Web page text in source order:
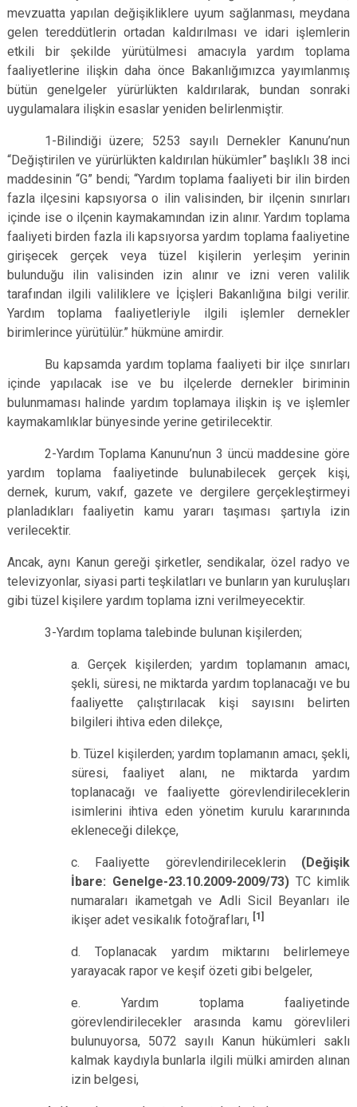
mevzuatta yapılan değişikliklere uyum sağlanması, meydana
gelen tereddütlerin ortadan kaldırılması ve idari işlemlerin
etkili bir şekilde yürütülmesi amacıyla yardım toplama
faaliyetlerine ilişkin daha önce Bakanlığımızca yayımlanmış
bütün genelgeler yürürlükten kaldırılarak, bundan sonraki
uygulamalara ilişkin esaslar yeniden belirlenmiştir.
1-Bilindiği üzere; 5253 sayılı Dernekler Kanunu’nun
“Değiştirilen ve yürürlükten kaldırılan hükümler” başlıklı 38 inci
maddesinin “G” bendi; “Yardım toplama faaliyeti bir ilin birden
fazla ilçesini kapsıyorsa o ilin valisinden, bir ilçenin sınırları
içinde ise o ilçenin kaymakamından izin alınır. Yardım toplama
faaliyeti birden fazla ili kapsıyorsa yardım toplama faaliyetine
girişecek gerçek veya tüzel kişilerin yerleşim yerinin
bulunduğu ilin valisinden izin alınır ve izni veren valilik
tarafından ilgili valiliklere ve İçişleri Bakanlığına bilgi verilir.
Yardım toplama faaliyetleriyle ilgili işlemler dernekler
birimlerince yürütülür.” hükmüne amirdir.
Bu kapsamda yardım toplama faaliyeti bir ilçe sınırları
içinde yapılacak ise ve bu ilçelerde dernekler biriminin
bulunmaması halinde yardım toplamaya ilişkin iş ve işlemler
kaymakamlıklar bünyesinde yerine getirilecektir.
2-Yardım Toplama Kanunu’nun 3 üncü maddesine göre
yardım toplama faaliyetinde bulunabilecek gerçek kişi,
dernek, kurum, vakıf, gazete ve dergilere gerçekleştirmeyi
planladıkları faaliyetin kamu yararı taşıması şartıyla izin
verilecektir.
Ancak, aynı Kanun gereği şirketler, sendikalar, özel radyo ve
televizyonlar, siyasi parti teşkilatları ve bunların yan kuruluşları
gibi tüzel kişilere yardım toplama izni verilmeyecektir.
3-Yardım toplama talebinde bulunan kişilerden;
a. Gerçek kişilerden; yardım toplamanın amacı,
şekli, süresi, ne miktarda yardım toplanacağı ve bu
faaliyette çalıştırılacak kişi sayısını belirten
bilgileri ihtiva eden dilekçe,
b. Tüzel kişilerden; yardım toplamanın amacı, şekli,
süresi, faaliyet alanı, ne miktarda yardım
toplanacağı ve faaliyette görevlendirileceklerin
isimlerini ihtiva eden yönetim kurulu kararınında
ekleneceği dilekçe,
c. Faaliyette görevlendirileceklerin (Değişik
İbare: Genelge-23.10.2009-2009/73) TC kimlik
numaraları ikametgah ve Adli Sicil Beyanları ile
ikişer adet vesikalık fotoğrafları, [1]
d. Toplanacak yardım miktarını belirlemeye
yarayacak rapor ve keşif özeti gibi belgeler,
e. Yardım toplama faaliyetinde
görevlendirilecekler arasında kamu görevlileri
bulunuyorsa, 5072 sayılı Kanun hükümleri saklı
kalmak kaydıyla bunlarla ilgili mülki amirden alınan
izin belgesi,